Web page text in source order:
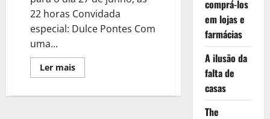
22 horas Convidada
especial: Dulce Pontes Com
uma...
Ler maisLeia
mais
Gala
comprá-los
em lojas e
farmácias
A ilusão da
falta de
casas
The